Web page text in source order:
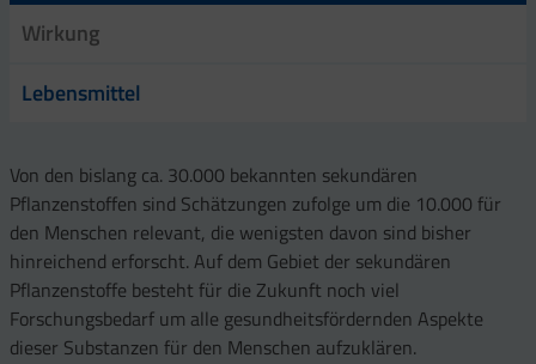
Wirkung
Lebensmittel
Von den bislang ca. 30.000 bekannten sekundären
Pflanzenstoffen sind Schätzungen zufolge um die 10.000 für
den Menschen relevant, die wenigsten davon sind bisher
hinreichend erforscht. Auf dem Gebiet der sekundären
Pflanzenstoffe besteht für die Zukunft noch viel
Forschungsbedarf um alle gesundheitsfördernden Aspekte
dieser Substanzen für den Menschen aufzuklären.